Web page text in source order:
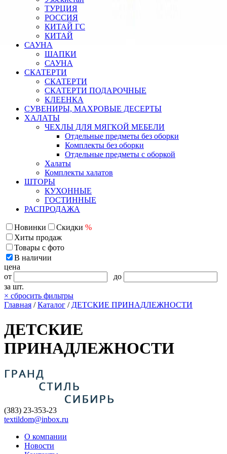
ТУРЦИЯ
РОССИЯ
КИТАЙ ГС
КИТАЙ
САУНА
ШАПКИ
САУНА
СКАТЕРТИ
СКАТЕРТИ
СКАТЕРТИ ПОДАРОЧНЫЕ
КЛЕЕНКА
СУВЕНИРЫ, МАХРОВЫЕ ДЕСЕРТЫ
ХАЛАТЫ
ЧЕХЛЫ ДЛЯ МЯГКОЙ МЕБЕЛИ
Отдельные предметы без оборки
Комплекты без оборки
Отдельные предметы с оборкой
Халаты
Комплекты халатов
ШТОРЫ
КУХОННЫЕ
ГОСТИННЫЕ
РАСПРОДАЖА
Новинки Скидки %
Хиты продаж
Товары с фото
В наличии
цена
от
до
за шт.
× сбросить фильтры
Главная /Каталог / ДЕТСКИЕ ПРИНАДЛЕЖНОСТИ
ДЕТСКИЕ
ПРИНАДЛЕЖНОСТИ
(383) 23-353-23
textildom@inbox.ru
О компании
Новости